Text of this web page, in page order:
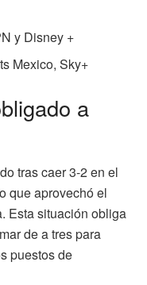
y Disney +
Mexico, Sky+
a
tras caer 3-2 en el
que aprovechó el
Esta situación obliga
de a tres para
puestos de